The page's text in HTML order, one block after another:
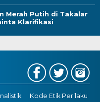
Merah Putih di Takalar
Klarifikasi
Kode Etik Perilaku